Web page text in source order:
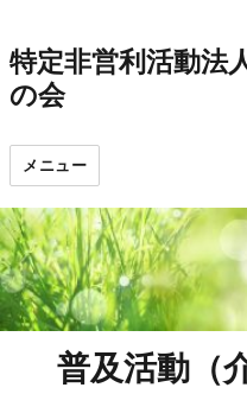
特定非営利活動
の会
メニュー
普及活動（